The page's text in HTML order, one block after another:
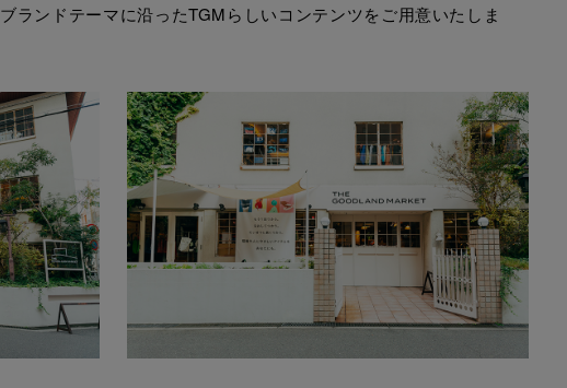
ランドテーマに沿ったTGMらしいコンテンツをご用意いたしま